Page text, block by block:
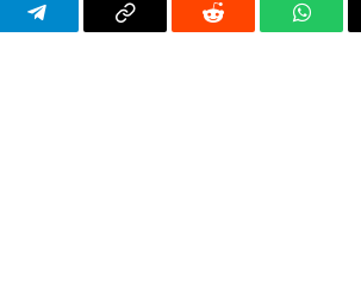
Telegram Copy
Reddit